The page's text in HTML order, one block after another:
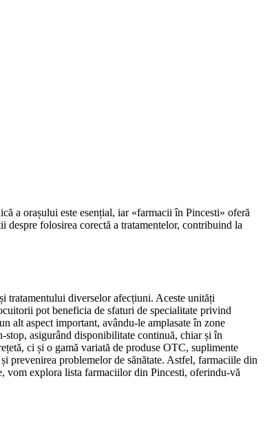
a orașului este esențial, iar «farmacii în Pincesti» oferă
folosirea corectă a tratamentelor, contribuind la
tratamentului diverselor afecțiuni. Aceste unități
pot beneficia de sfaturi de specialitate privind
alt aspect important, avându-le amplasate în zone
stop, asigurând disponibilitate continuă, chiar și în
ci și o gamă variată de produse OTC, suplimente
prevenirea problemelor de sănătate. Astfel, farmaciile din
vom explora lista farmaciilor din Pincesti, oferindu-vă